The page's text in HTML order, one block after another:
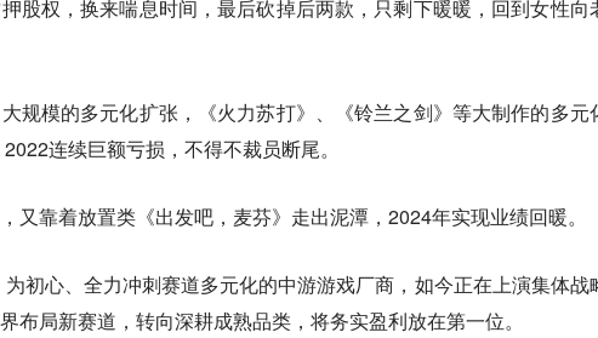
股权，换来喘息时间，最后砍掉后两款，只剩下暖暖，回到女性向
规模的多元化扩张，《火力苏打》、《铃兰之剑》等大制作的多元
连续巨额亏损，不得不裁员断尾。
又靠着放置类《出发吧，麦芬》走出泥潭，2024年实现业绩回暖。
初心、全力冲刺赛道多元化的中游游戏厂商，如今正在上演集体战
布局新赛道，转向深耕成熟品类，将务实盈利放在第一位。